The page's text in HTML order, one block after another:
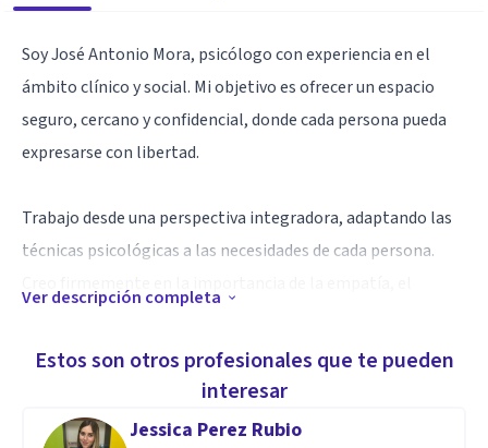
Soy José Antonio Mora, psicólogo con experiencia en el
ámbito clínico y social. Mi objetivo es ofrecer un espacio
seguro, cercano y confidencial, donde cada persona pueda
expresarse con libertad.
Trabajo desde una perspectiva integradora, adaptando las
técnicas psicológicas a las necesidades de cada persona.
terapéutico.
Como psicólogo y como persona, tengo una especial
Ver descripción completa
Estos son otros profesionales que te pueden
interesar
Jessica Perez Rubio